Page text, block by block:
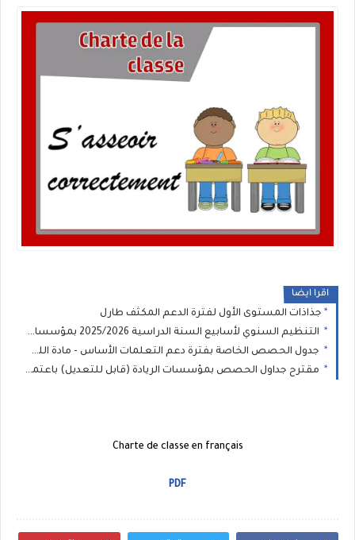
اقرا ايضا
جذاذات المستوى الأول لفترة الدعم المكثف طارل
التنظيم السنوي لأسابيع السنة الدراسية 2025/2026 بمؤسسات الريادة
جدول الحصص الخاصة بفترة دعم التعلمات الأساس - مادة اللغة الفرنسية للمستوى الخامس والسادس
مقترح جداول الحصص بمؤسسات الريادة (قابل للتعديل) باعتماد التخصص من المستوى الثاني إلى السادس ابتدائي
Charte de classe en français
PDF